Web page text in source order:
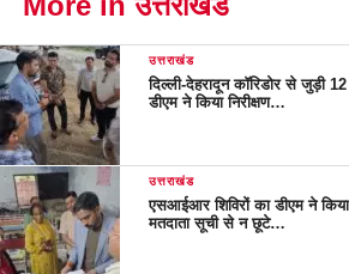
उत्तराखंड
दिल्ली-देहरादून कॉरिडोर से जुड़ी
डीएम ने किया निरीक्षण…
उत्तराखंड
एसआईआर शिविरों का डीएम ने
मतदाता सूची से न छूटे…